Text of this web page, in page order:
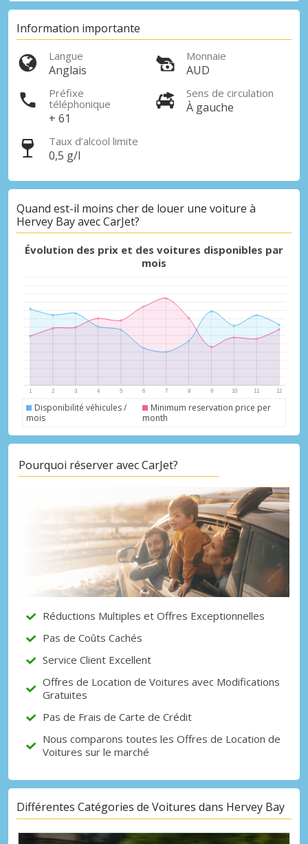
Information importante
Langue
Anglais
Monnaie
AUD
Préfixe
téléphonique
+ 61
Sens de circulation
À gauche
Taux d’alcool limite
0,5 g/l
Quand est-il moins cher de louer une voiture à
Hervey Bay avec CarJet?
Évolution des prix et des voitures disponibles par
mois
Disponibilité véhicules /
mois
Minimum reservation price per
month
Pourquoi réserver avec CarJet?
Réductions Multiples et Offres Exceptionnelles
Pas de Coûts Cachés
Service Client Excellent
Offres de Location de Voitures avec Modifications
Gratuites
Pas de Frais de Carte de Crédit
Nous comparons toutes les Offres de Location de
Voitures sur le marché
Différentes Catégories de Voitures dans Hervey Bay
Promotions spéciales
seul endroit
Se connecter avec eLink